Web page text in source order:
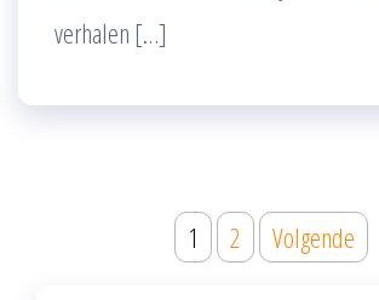
verhalen […]
pagination
1 2 Volgende